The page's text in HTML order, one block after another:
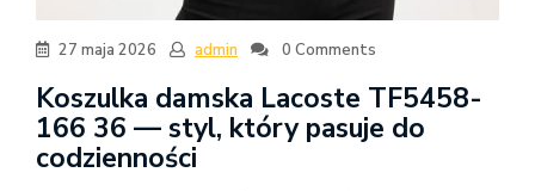
27 maja 2026 admin 0 Comments
Koszulka damska Lacoste TF5458-
166 36 — styl, który pasuje do
codzienności